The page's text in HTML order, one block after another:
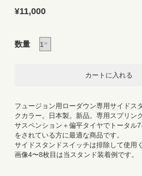
¥11,000
数量
フュージョン用ローダウン専用サイドス
クカラー。日本製。新品。専用スプリン
サスペンション＋偏平タイヤでトータル
をされている方に最適な商品です。
サイドスタンドスイッチは排除して使用
画像4〜8枚目は当スタンド装着例です。